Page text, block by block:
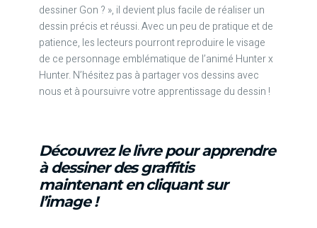
dessiner Gon ? », il devient plus facile de réaliser un
dessin précis et réussi. Avec un peu de pratique et de
patience, les lecteurs pourront reproduire le visage
de ce personnage emblématique de l’animé Hunter x
Hunter. N’hésitez pas à partager vos dessins avec
nous et à poursuivre votre apprentissage du dessin !
Découvrez le livre pour apprendre
à dessiner des graffitis
maintenant en cliquant sur
l’image !